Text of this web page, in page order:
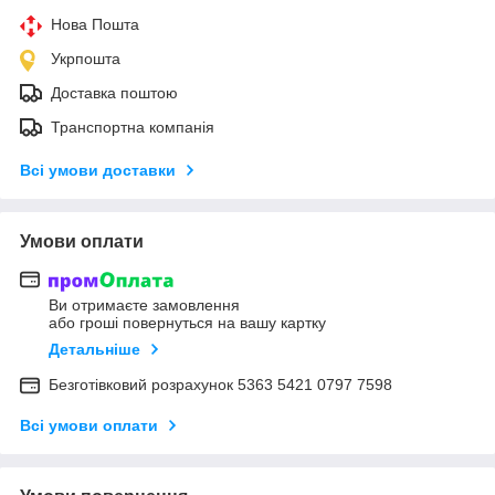
Нова Пошта
Укрпошта
Доставка поштою
Транспортна компанія
Всі умови доставки
Умови оплати
Ви отримаєте замовлення
або гроші повернуться на вашу картку
Детальніше
Безготівковий розрахунок 5363 5421 0797 7598
Всі умови оплати